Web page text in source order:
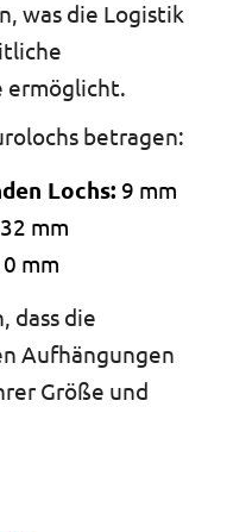
was die Logistik
ermöglicht.
betragen:
Lochs: 9 mm
32 mm
mm
dass die
Aufhängungen
Größe und